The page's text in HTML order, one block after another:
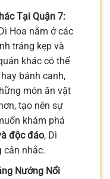
Tại Quận 7:
Hoa nằm ở các
tráng kẹp và
khác có thể
bánh canh,
món ăn vặt
tạo nên sự
khám phá
độc đáo, Dì
cân nhắc.
Nướng Nổi